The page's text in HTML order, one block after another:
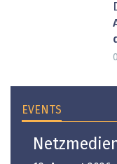
EVENTS